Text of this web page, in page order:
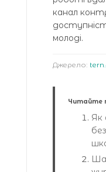
канал
молоді.
Джерело:
Читайте
Як